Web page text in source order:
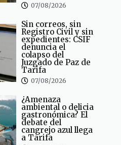
07/08/2026
Sin correos, sin
Registro Civil y sin
expedientes: CSIF
denuncia el
colapso del
Juzgado de Paz de
Tarifa
07/08/2026
¿Amenaza
ambiental o delicia
gastronómica? El
debate del
cangrejo azul llega
a Tarifa